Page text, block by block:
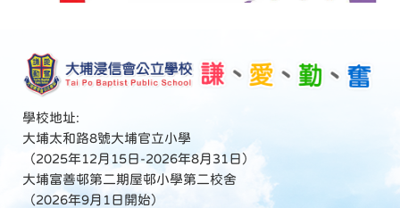
學校地址:
大埔太和路8號大埔官立小學
（2025年12月15日-2026年8月31日）
大埔富善邨第二期屋邨小學第二校舍
（2026年9月1日開始）